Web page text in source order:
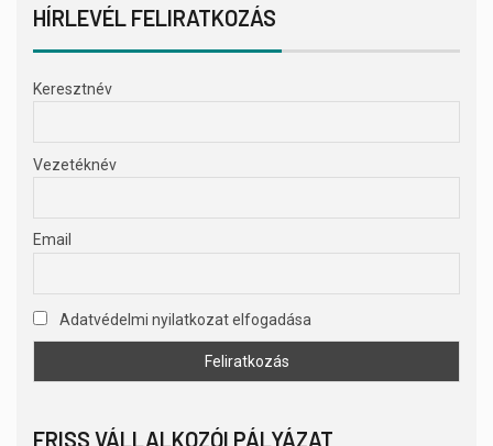
HÍRLEVÉL FELIRATKOZÁS
Keresztnév
Vezetéknév
Email
Adatvédelmi nyilatkozat elfogadása
FRISS VÁLLALKOZÓI PÁLYÁZAT